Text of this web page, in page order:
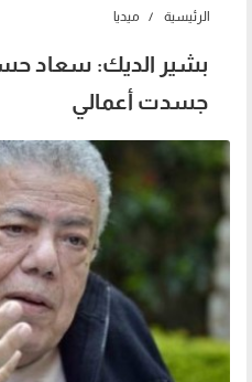
الرئيسية ميديا
بشير الديك: سعاد
جسدت أعمالي